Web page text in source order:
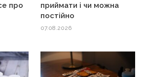
про
приймати і чи можна
постійно
07.08.2026